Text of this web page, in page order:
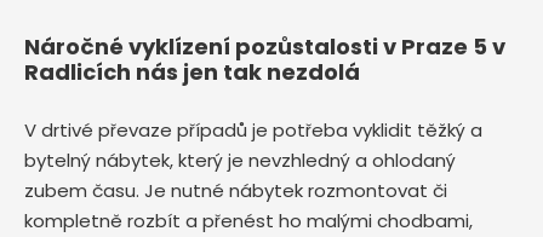
Náročné vyklízení pozůstalosti v Praze 5 v
Radlicích nás jen tak nezdolá
V drtivé převaze případů je potřeba vyklidit těžký a
bytelný nábytek, který je nevzhledný a ohlodaný
zubem času. Je nutné nábytek rozmontovat či
kompletně rozbít a přenést ho malými chodbami,